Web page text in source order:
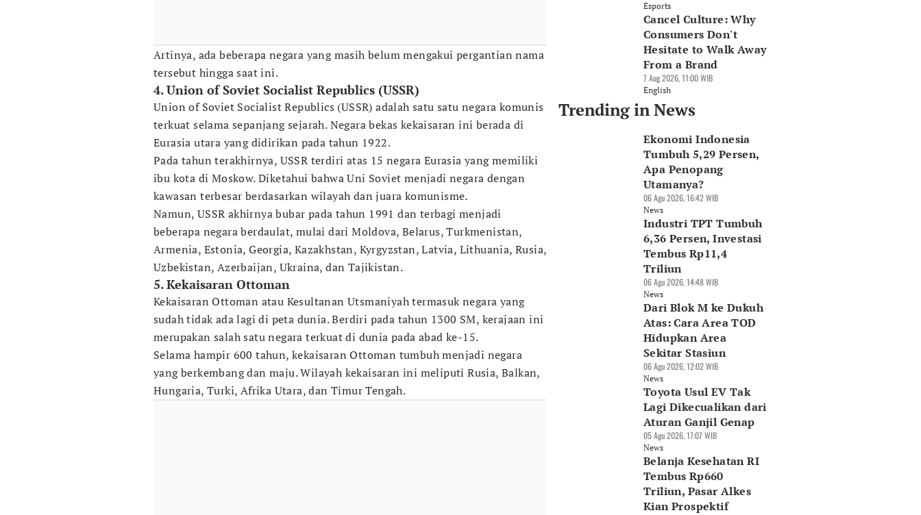
Artinya, ada beberapa negara yang masih belum mengakui pergantian nama
tersebut hingga saat ini.
4. Union of Soviet Socialist Republics (USSR)
Union of Soviet Socialist Republics (USSR) adalah satu satu negara komunis
terkuat selama sepanjang sejarah. Negara bekas kekaisaran ini berada di
Eurasia utara yang didirikan pada tahun 1922.
Pada tahun terakhirnya, USSR terdiri atas 15 negara Eurasia yang memiliki
ibu kota di Moskow. Diketahui bahwa Uni Soviet menjadi negara dengan
kawasan terbesar berdasarkan wilayah dan juara komunisme.
Namun, USSR akhirnya bubar pada tahun 1991 dan terbagi menjadi
beberapa negara berdaulat, mulai dari Moldova, Belarus, Turkmenistan,
Armenia, Estonia, Georgia, Kazakhstan, Kyrgyzstan, Latvia, Lithuania, Rusia,
Uzbekistan, Azerbaijan, Ukraina, dan Tajikistan.
5. Kekaisaran Ottoman
Kekaisaran Ottoman atau Kesultanan Utsmaniyah termasuk negara yang
sudah tidak ada lagi di peta dunia. Berdiri pada tahun 1300 SM, kerajaan ini
merupakan salah satu negara terkuat di dunia pada abad ke-15.
Selama hampir 600 tahun, kekaisaran Ottoman tumbuh menjadi negara
yang berkembang dan maju. Wilayah kekaisaran ini meliputi Rusia, Balkan,
Hungaria, Turki, Afrika Utara, dan Timur Tengah.
Esports
Cancel Culture: Why
Consumers Don't
Hesitate to Walk Away
From a Brand
7 Aug 2026, 11:00 WIB
English
Trending in News
Ekonomi Indonesia
Tumbuh 5,29 Persen,
Apa Penopang
Utamanya?
06 Agu 2026, 16:42 WIB
News
Industri TPT Tumbuh
6,36 Persen, Investasi
Tembus Rp11,4
Triliun
06 Agu 2026, 14:48 WIB
News
Dari Blok M ke Dukuh
Atas: Cara Area TOD
Hidupkan Area
Sekitar Stasiun
06 Agu 2026, 12:02 WIB
News
Toyota Usul EV Tak
Lagi Dikecualikan dari
Aturan Ganjil Genap
05 Agu 2026, 17:07 WIB
News
Belanja Kesehatan RI
Tembus Rp660
Triliun, Pasar Alkes
Kian Prospektif